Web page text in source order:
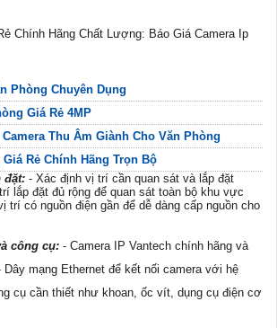
Chính Hãng Chất Lượng: Báo Giá Camera Ip
Phòng Chuyên Dụng
Giá Rẻ 4MP
Thu Âm Giành Cho Văn Phòng
Rẻ Chính Hãng Trọn Bộ
đặt: - Xác định vị trí cần quan sát và lắp đặt
lắp đặt đủ rộng để quan sát toàn bộ khu vực
trí có nguồn điện gần để dễ dàng cấp nguồn cho
công cụ: - Camera IP Vantech chính hãng và
mạng Ethernet để kết nối camera với hệ
cụ cần thiết như khoan, ốc vít, dụng cụ điện cơ